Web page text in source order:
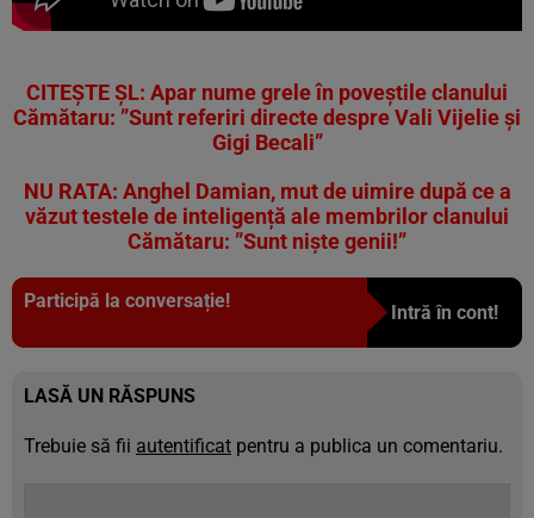
CITEȘTE ȘL: Apar nume grele în poveștile clanului
Cămătaru: ”Sunt referiri directe despre Vali Vijelie și
Gigi Becali”
NU RATA: Anghel Damian, mut de uimire după ce a
văzut testele de inteligență ale membrilor clanului
Cămătaru: ”Sunt niște genii!”
Participă la conversație!
Intră în cont!
LASĂ UN RĂSPUNS
Trebuie să fii autentificat pentru a publica un comentariu.